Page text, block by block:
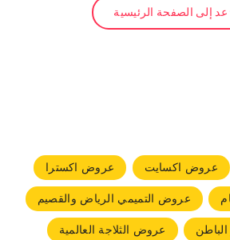
عد إلى الصفحة الرئيسية
عروض اكسايت
عروض اكسترا
عروض التميمي الرياض والقصيم
عروض الثلاجة العالمية